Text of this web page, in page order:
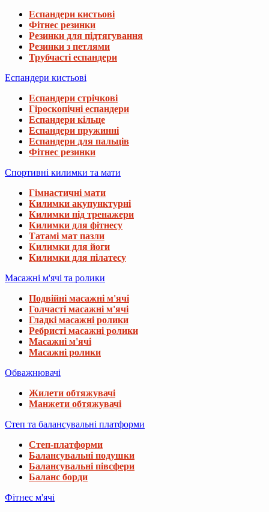
Еспандери кистьові
Фітнес резинки
Резинки для підтягування
Резинки з петлями
Трубчасті еспандери
Еспандери кистьові
Еспандери стрічкові
Гіроскопічні еспандери
Еспандери кільце
Еспандери пружинні
Еспандери для пальців
Фітнес резинки
Спортивні килимки та мати
Гімнастичні мати
Килимки акупунктурні
Килимки під тренажери
Килимки для фітнесу
Татамі мат пазли
Килимки для йоги
Килимки для пілатесу
Масажні м'ячі та ролики
Подвійні масажні м'ячі
Голчасті масажні м'ячі
Гладкі масажні ролики
Ребристі масажні ролики
Масажні м'ячі
Масажні ролики
Обважнювачі
Жилети обтяжувачі
Манжети обтяжувачі
Степ та балансувальні платформи
Степ-платформи
Балансувальні подушки
Балансувальні півсфери
Баланс борди
Фітнес м'ячі